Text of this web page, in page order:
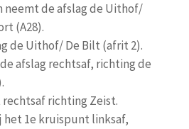
neemt de afslag de Uithof/
(A28).
de Uithof/ De Bilt (afrit 2).
afslag rechtsaf, richting de
richting Zeist.
het 1e kruispunt linksaf,